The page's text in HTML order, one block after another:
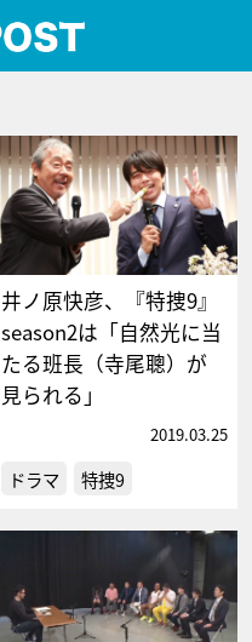
井ノ原快彦、『特捜9』
season2は「自然光に当
たる班長（寺尾聰）が
見られる」
2019.03.25
ドラマ 特捜9